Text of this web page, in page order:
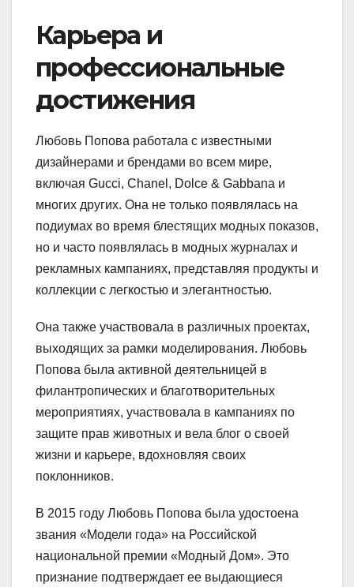
Карьера и
профессиональные
достижения
Любовь Попова работала с известными
дизайнерами и брендами во всем мире,
включая Gucci, Chanel, Dolce & Gabbana и
многих других. Она не только появлялась на
подиумах во время блестящих модных показов,
но и часто появлялась в модных журналах и
рекламных кампаниях, представляя продукты и
коллекции с легкостью и элегантностью.
Она также участвовала в различных проектах,
выходящих за рамки моделирования. Любовь
Попова была активной деятельницей в
филантропических и благотворительных
мероприятиях, участвовала в кампаниях по
защите прав животных и вела блог о своей
жизни и карьере, вдохновляя своих
поклонников.
В 2015 году Любовь Попова была удостоена
звания «Модели года» на Российской
национальной премии «Модный Дом». Это
признание подтверждает ее выдающиеся